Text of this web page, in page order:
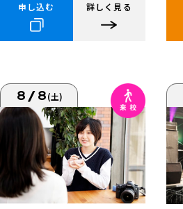
申し込む 詳しく見る
8/8(土)